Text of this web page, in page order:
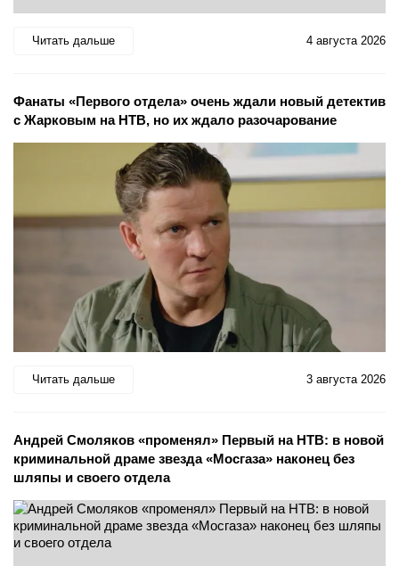
Читать дальше 4 августа 2026
Фанаты «Первого отдела» очень ждали новый детектив
с Жарковым на НТВ, но их ждало разочарование
Читать дальше 3 августа 2026
Андрей Смоляков «променял» Первый на НТВ: в новой
криминальной драме звезда «Мосгаза» наконец без
шляпы и своего отдела